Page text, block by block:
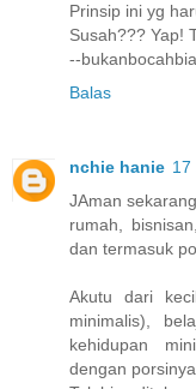
Prinsip ini yg
Susah??? Yap!
--
Balas
nchie hanie 17
JAman
rumah,
dan termasuk
Akutu dari
minimalis),
kehidupan
dengan